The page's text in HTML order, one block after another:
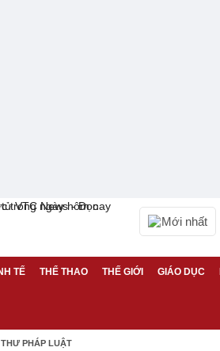
Mới nhất
TẾ THỂ THAO THẾ GIỚI GIÁO DỤC
PHÁP LUẬT